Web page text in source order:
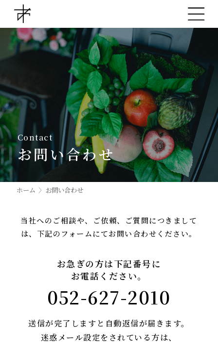
Contact
お問い合わせ
ホーム 〉 お問い合わせ
当社へのご相談や、ご依頼、ご質問につきまして
は、 下記のフォームにてお問い合わせください。
お急ぎの方は下記番号に
お電話ください。
052-627-2010
送信が完了しますと自動返信が届きます。
迷惑メール設定をされている方は、